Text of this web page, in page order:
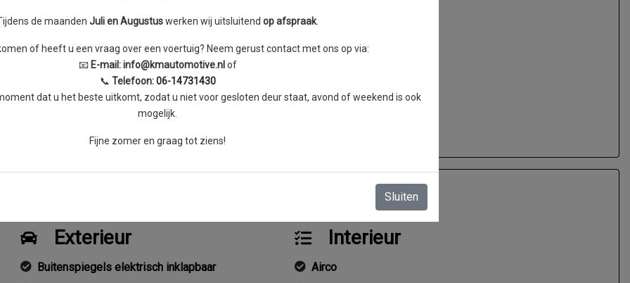
Exterieur
Buitenspiegels elektrisch inklapbaar
Interieur
Airco
de maanden Juli en Augustuswerken wij uitsluitend op afspraak.
of heeft u een vraag over een voertuig? Neem gerust contact met ons op via:
📧 E-mail:info@kmautomotive.nl of
📞 Telefoon:06-14731430
dat u het beste uitkomt, zodat u niet voor gesloten deur staat, avond of weekend is ook
mogelijk.
Fijne zomer en graag tot ziens!
Sluiten